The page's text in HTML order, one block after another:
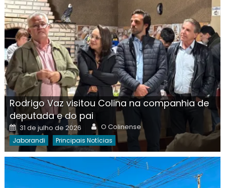
Rodrigo Vaz visitou Colina na companhia de
deputada e do pai
Posted
on
31 de julho de 2026 Author
O Colinense
Jaborandi Principais Notícias